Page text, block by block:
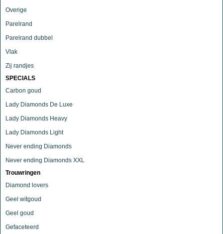
Overige
Parelrand
Parelrand dubbel
Vlak
Zij randjes
SPECIALS
Carbon goud
Lady Diamonds De Luxe
Lady Diamonds Heavy
Lady Diamonds Light
Never ending Diamonds
Never ending Diamonds XXL
Trouwringen
Diamond lovers
Geel witgoud
Geel goud
Gefaceteerd